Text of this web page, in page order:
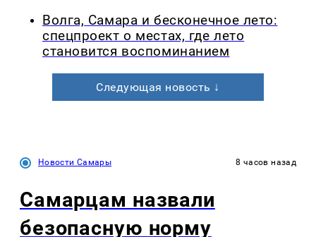
Волга, Самара и бесконечное лето:
спецпроект о местах, где лето
становится воспоминанием
Следующая новость ↓
Новости Самары 8 часов назад
Самарцам назвали
безопасную норму